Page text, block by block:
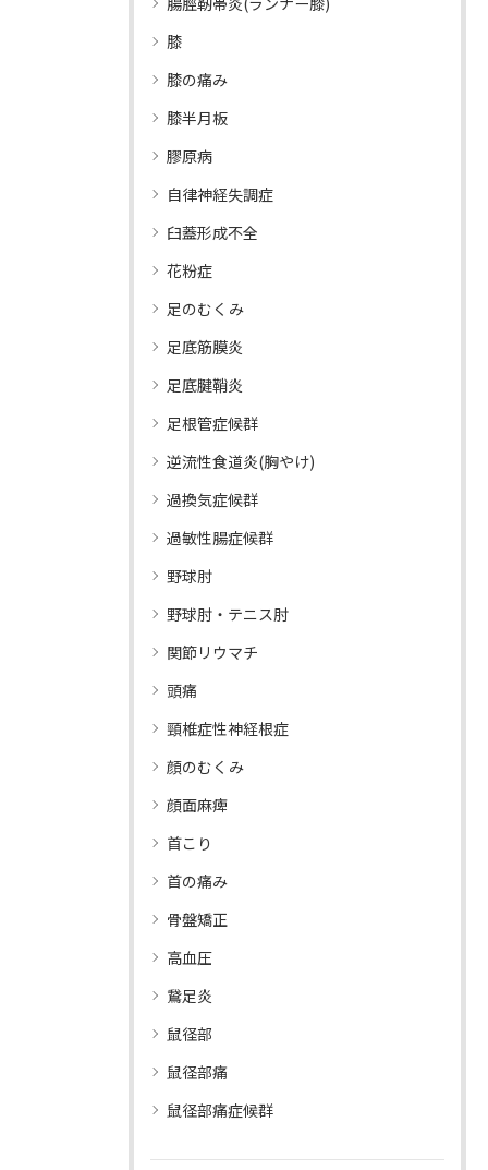
膝
膝の痛み
膝半月板
膠原病
自律神経失調症
臼蓋形成不全
花粉症
足のむくみ
足底筋膜炎
足底腱鞘炎
足根管症候群
逆流性食道炎(胸やけ)
過換気症候群
過敏性腸症候群
野球肘
野球肘・テニス肘
関節リウマチ
頭痛
頸椎症性神経根症
顔のむくみ
顔面麻痺
首こり
首の痛み
骨盤矯正
高血圧
鵞足炎
鼠径部
鼠径部痛
鼠径部痛症候群